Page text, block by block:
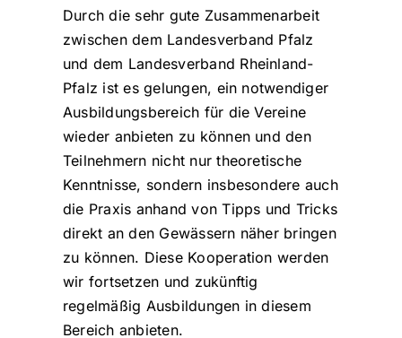
Durch die sehr gute Zusammenarbeit
zwischen dem Landesverband Pfalz
und dem Landesverband Rheinland-
Pfalz ist es gelungen, ein notwendiger
Ausbildungsbereich für die Vereine
wieder anbieten zu können und den
Teilnehmern nicht nur theoretische
Kenntnisse, sondern insbesondere auch
die Praxis anhand von Tipps und Tricks
direkt an den Gewässern näher bringen
zu können. Diese Kooperation werden
wir fortsetzen und zukünftig
regelmäßig Ausbildungen in diesem
Bereich anbieten.